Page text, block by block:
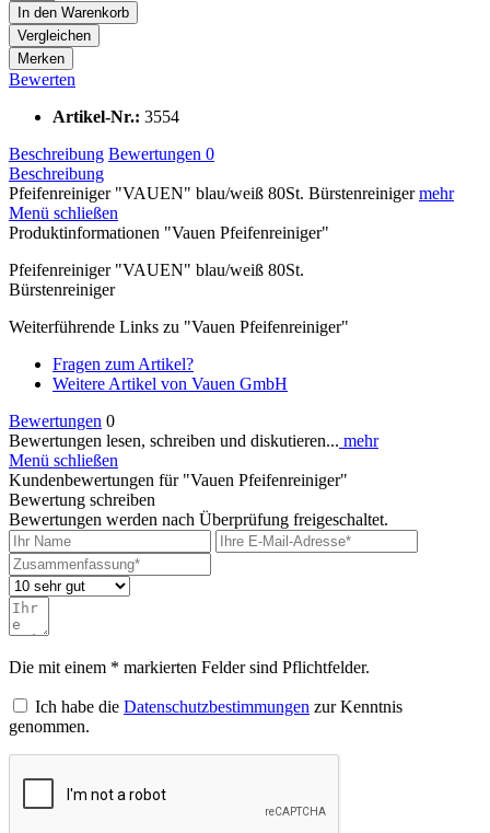
In den Warenkorb
Vergleichen
Merken
Bewerten
Artikel-Nr.: 3554
Beschreibung Bewertungen 0
Beschreibung
Pfeifenreiniger "VAUEN" blau/weiß 80St. Bürstenreinigermehr
Menü schließen
Produktinformationen "Vauen Pfeifenreiniger"
Pfeifenreiniger "VAUEN" blau/weiß 80St.
Bürstenreiniger
Weiterführende Links zu "Vauen Pfeifenreiniger"
Fragen zum Artikel?
Weitere Artikel von Vauen GmbH
Bewertungen 0
Bewertungen lesen, schreiben und diskutieren... mehr
Menü schließen
Kundenbewertungen für "Vauen Pfeifenreiniger"
Bewertung schreiben
Bewertungen werden nach Überprüfung freigeschaltet.
Die mit einem * markierten Felder sind Pflichtfelder.
Ich habe die Datenschutzbestimmungen zur Kenntnis
genommen.